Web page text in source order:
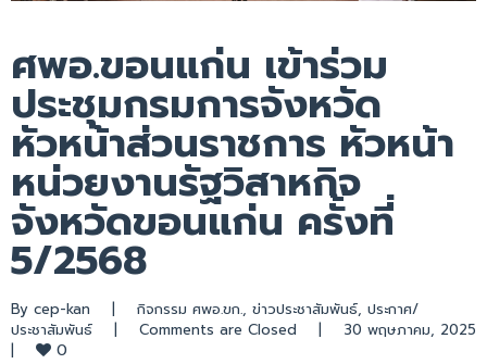
ศพอ.ขอนแก่น เข้าร่วม
ประชุมกรมการจังหวัด
หัวหน้าส่วนราชการ หัวหน้า
หน่วยงานรัฐวิสาหกิจ
จังหวัดขอนแก่น ครั้งที่
5/2568
By cep-kan กิจกรรม ศพอ.ขก., ข่าวประชาสัมพันธ์, ประกาศ/
ประชาสัมพันธ์
Comments are Closed
0